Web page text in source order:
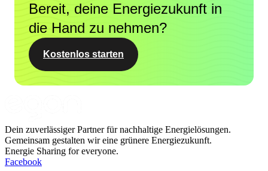
Bereit, deine Energiezukunft in
die Hand zu nehmen?
Kostenlos starten
Dein zuverlässiger Partner für nachhaltige Energielösungen.
Gemeinsam gestalten wir eine grünere Energiezukunft.
Energie Sharing for everyone.
Facebook